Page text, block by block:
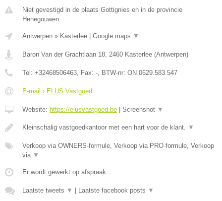
Niet gevestigd in de plaats Gottignies en in de provincie
Henegouwen.
Antwerpen » Kasterlee Google maps ▼
Baron Van der Grachtlaan 18, 2460 Kasterlee (Antwerpen)
Tel: +32468506463, Fax: -, BTW-nr: ON 0629.583.547
E-mail › ELUS Vastgoed
Website: https://elusvastgoed.be Screenshot ▼
Kleinschalig vastgoedkantoor met een hart voor de klant. ▼
Verkoop via OWNERS-formule, Verkoop via PRO-formule, Verkoop
via ▼
Er wordt gewerkt op afspraak.
Laatste tweets ▼ Laatste facebook posts ▼